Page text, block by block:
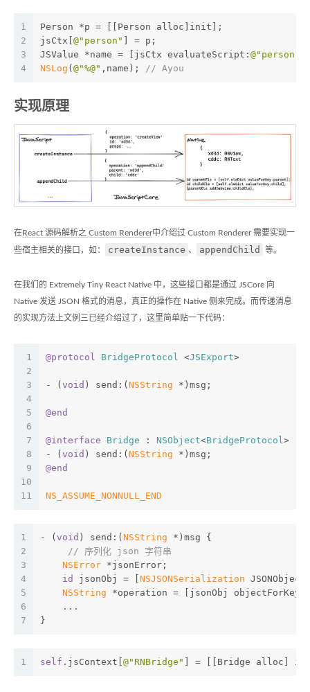
1
2
3
4
Person *p = [[Person alloc]init];
jsCtx[ @"person"
] = p;
JSValue *name = [jsCtx evaluateScript:
NSLog ( @"%@" ,name); // Ayou
实现原理
在React 源码解析之 Custom Renderer中介绍过 Custom Renderer 需要实现一
些宿主相关的接口，如： createInstance 、 appendChild 等。
在我们的 Extremely Tiny React Native 中，这些接口都是通过 JSCore 向
Native 发送 JSON 格式的消息，真正的操作在 Native 侧来完成。而传递消息
的实现方法上文例三已经介绍过了，这里简单贴一下代码：
1
2
3
4
5
6
7
8
9
10
11
@protocol BridgeProtocol <JSExport>
- ( void ) send:( NSString *)msg;
@end
@interface Bridge : NSObject<BridgeProtocol >
- ( void ) send:( NSString *)msg;
@end
NS_ASSUME_NONNULL_END
1
2
3
4
5
6
7
- ( void ) send:( NSString *)msg {
// 序列化 json 字符串
NSError *jsonError;
id
jsonObj = [ NSJSONSerialization
NSString *operation = [jsonObj objectForKey:
    ...
}
1 self .jsContext[ @"RNBridge" ] = [[Bridge alloc]